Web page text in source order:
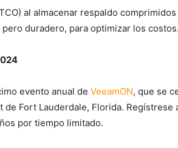
al almacenar respaldo comprimidos
duradero, para optimizar los costos.
evento anual de VeeamON, que se
Fort Lauderdale, Florida. Regístrese
por tiempo limitado.